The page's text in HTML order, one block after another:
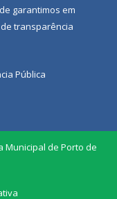
garantimos em
transparência
Pública
de Porto de